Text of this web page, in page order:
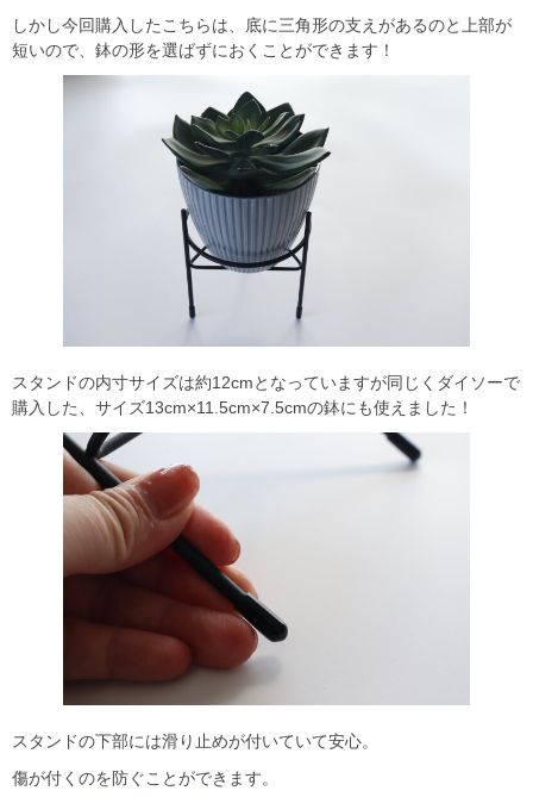
しかし今回購入したこちらは、底に三角形の支えがあるのと上部が
短いので、鉢の形を選ばずにおくことができます！
スタンドの内寸サイズは約12cmとなっていますが同じくダイソーで
購入した、サイズ13cm×11.5cm×7.5cmの鉢にも使えました！
スタンドの下部には滑り止めが付いていて安心。
傷が付くのを防ぐことができます。